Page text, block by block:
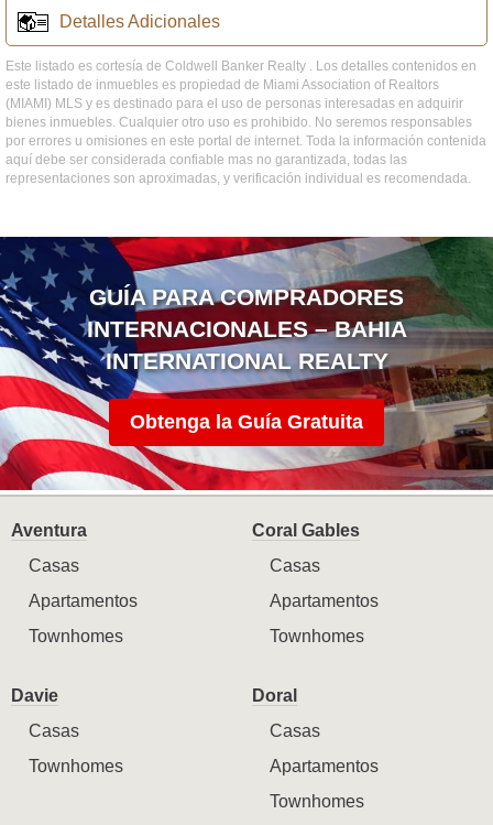
Detalles Adicionales
Este listado es cortesía de Coldwell Banker Realty . Los detalles contenidos en
este listado de inmuebles es propiedad de Miami Association of Realtors
(MIAMI) MLS y es destinado para el uso de personas interesadas en adquirir
bienes inmuebles. Cualquier otro uso es prohibido. No seremos responsables
por errores u omisiones en este portal de internet. Toda la información contenida
aquí debe ser considerada confiable mas no garantizada, todas las
representaciones son aproximadas, y verificación individual es recomendada.
GUÍA PARA COMPRADORES
INTERNACIONALES – BAHIA
INTERNATIONAL REALTY
Obtenga la Guía Gratuita
Aventura
Casas
Apartamentos
Townhomes
Coral Gables
Casas
Apartamentos
Townhomes
Davie
Casas
Townhomes
Doral
Casas
Apartamentos
Townhomes